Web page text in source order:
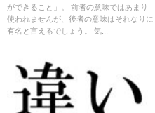
ができること」。 前者の意味ではあまり
使われませんが、後者の意味はそれなりに
有名と言えるでしょう。 気...